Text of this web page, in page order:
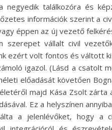
negyedik találkozóra és
információk szerint a
éppen az új vezető
szerepet vállalt civil
ezért volt fontos és váltott
igazol. (Lásd a csatolt
előadását követően
majd Kása Zsolt zárta
Ez a helyszínen
a jelenlévőket, hogy a